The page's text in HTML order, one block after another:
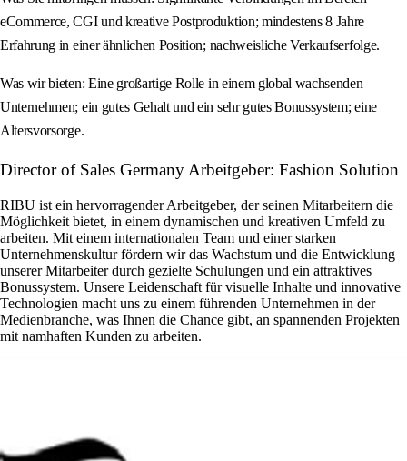
eCommerce, CGI und kreative Postproduktion; mindestens 8 Jahre
Erfahrung in einer ähnlichen Position; nachweisliche Verkaufserfolge.
Was wir bieten: Eine großartige Rolle in einem global wachsenden
Unternehmen; ein gutes Gehalt und ein sehr gutes Bonussystem; eine
Altersvorsorge.
Director of Sales Germany Arbeitgeber: Fashion Solution
RIBU ist ein hervorragender Arbeitgeber, der seinen Mitarbeitern die
Möglichkeit bietet, in einem dynamischen und kreativen Umfeld zu
arbeiten. Mit einem internationalen Team und einer starken
Unternehmenskultur fördern wir das Wachstum und die Entwicklung
unserer Mitarbeiter durch gezielte Schulungen und ein attraktives
Bonussystem. Unsere Leidenschaft für visuelle Inhalte und innovative
Technologien macht uns zu einem führenden Unternehmen in der
Medienbranche, was Ihnen die Chance gibt, an spannenden Projekten
mit namhaften Kunden zu arbeiten.